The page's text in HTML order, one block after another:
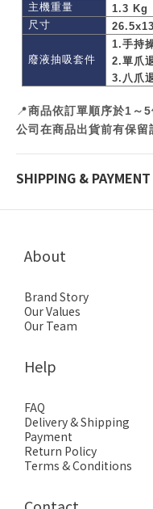
主機重量
1.3 Kg
尺寸
廢液抽吸套件
1.手持
2.單爪
3. 八爪
📍商品依訂單順序於1～
公司在商品出貨前有保留
SHIPPING & PAYMENT
About
Brand Story
Our Values
Our Team
Help
FAQ
Delivery & Shipping
Payment
Return Policy
Terms & Conditions